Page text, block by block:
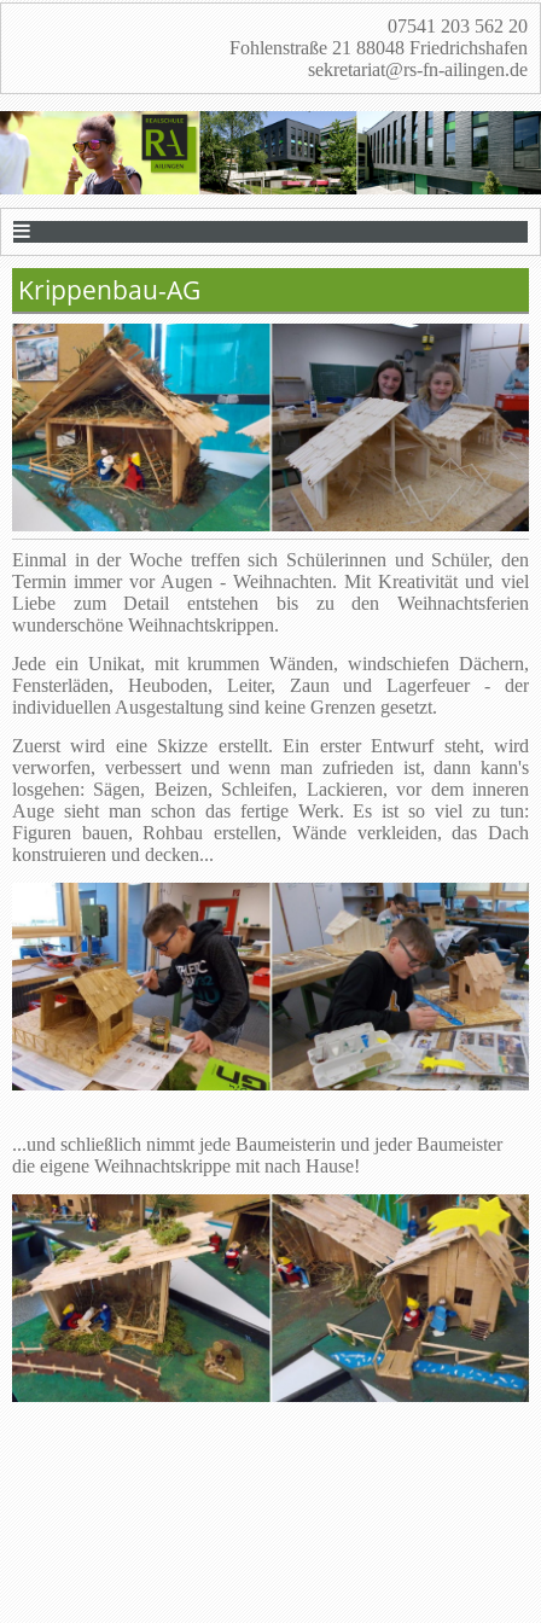
07541 203 562 20
Fohlenstraße 21 88048 Friedrichshafen
sekretariat@rs-fn-ailingen.de
Krippenbau-AG
Einmal in der Woche treffen sich Schülerinnen und Schüler, den
Termin immer vor Augen - Weihnachten. Mit Kreativität und viel
Liebe zum Detail entstehen bis zu den Weihnachtsferien
wunderschöne Weihnachtskrippen.
Jede ein Unikat, mit krummen Wänden, windschiefen Dächern,
Fensterläden, Heuboden, Leiter, Zaun und Lagerfeuer - der
individuellen Ausgestaltung sind keine Grenzen gesetzt.
Zuerst wird eine Skizze erstellt. Ein erster Entwurf steht, wird
verworfen, verbessert und wenn man zufrieden ist, dann kann's
losgehen: Sägen, Beizen, Schleifen, Lackieren, vor dem inneren
Auge sieht man schon das fertige Werk. Es ist so viel zu tun:
Figuren bauen, Rohbau erstellen, Wände verkleiden, das Dach
konstruieren und decken...
...und schließlich nimmt jede Baumeisterin und jeder Baumeister
die eigene Weihnachtskrippe mit nach Hause!